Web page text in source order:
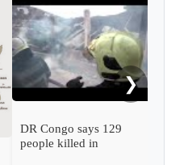
DR Congo says 129
people killed in
❯